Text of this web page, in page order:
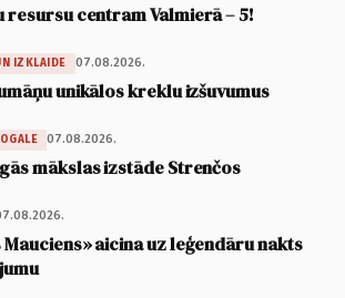
resursu centram Valmierā – 5!
IZKLAIDE 07.08.2026.
unikālos kreklu izšuvumus
07.08.2026.
mākslas izstāde Strenčos
Mauciens» aicina uz leģendāru nakts